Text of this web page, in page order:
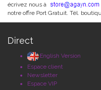
écrivez nous à
notre offre Port Gratuit. Tél.
Direct
English Version
Espace client
Newsletter
Espace VIP